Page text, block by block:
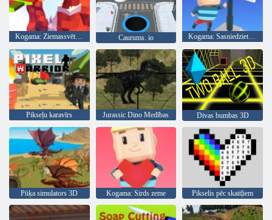
Kogama: Ziemassvētku parks Caurums. io Kogama: Sasniedziet karogu
Pikseļu karavīrs Jurassic Dino Medības Divas bumbas 3D
Pūķa simulators 3D Kogama: Sirds zeme Pikselis pēc skaitļiem